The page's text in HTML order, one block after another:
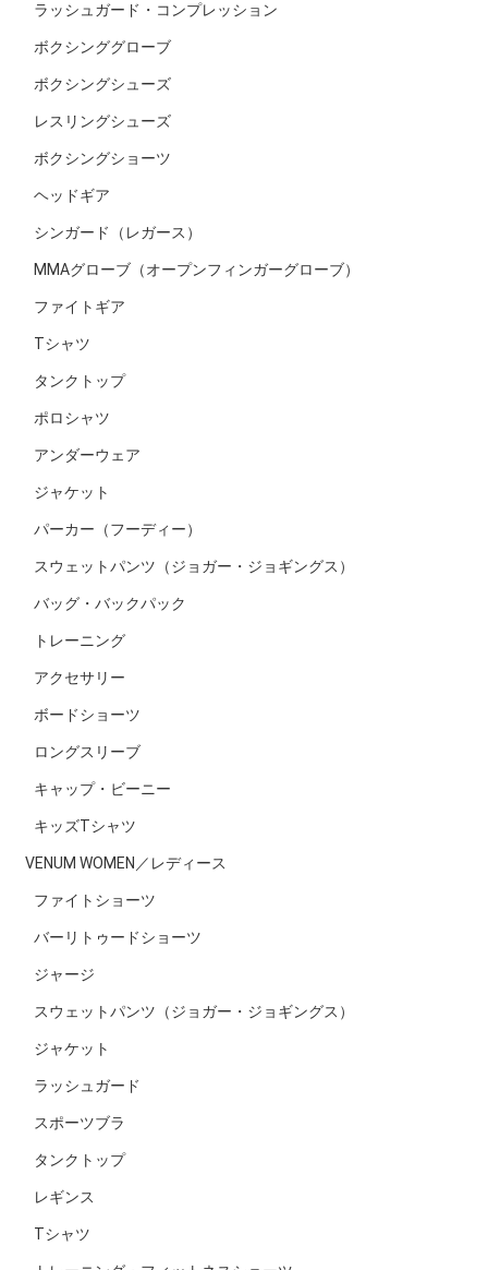
ラッシュガード・コンプレッション
ボクシンググローブ
ボクシングシューズ
レスリングシューズ
ボクシングショーツ
ヘッドギア
シンガード（レガース）
MMAグローブ（オープンフィンガーグローブ）
ファイトギア
Tシャツ
タンクトップ
ポロシャツ
アンダーウェア
ジャケット
パーカー（フーディー）
スウェットパンツ（ジョガー・ジョギングス）
バッグ・バックパック
トレーニング
アクセサリー
ボードショーツ
ロングスリーブ
キャップ・ビーニー
キッズTシャツ
VENUM WOMEN／レディース
ファイトショーツ
バーリトゥードショーツ
ジャージ
スウェットパンツ（ジョガー・ジョギングス）
ジャケット
ラッシュガード
スポーツブラ
タンクトップ
レギンス
Tシャツ